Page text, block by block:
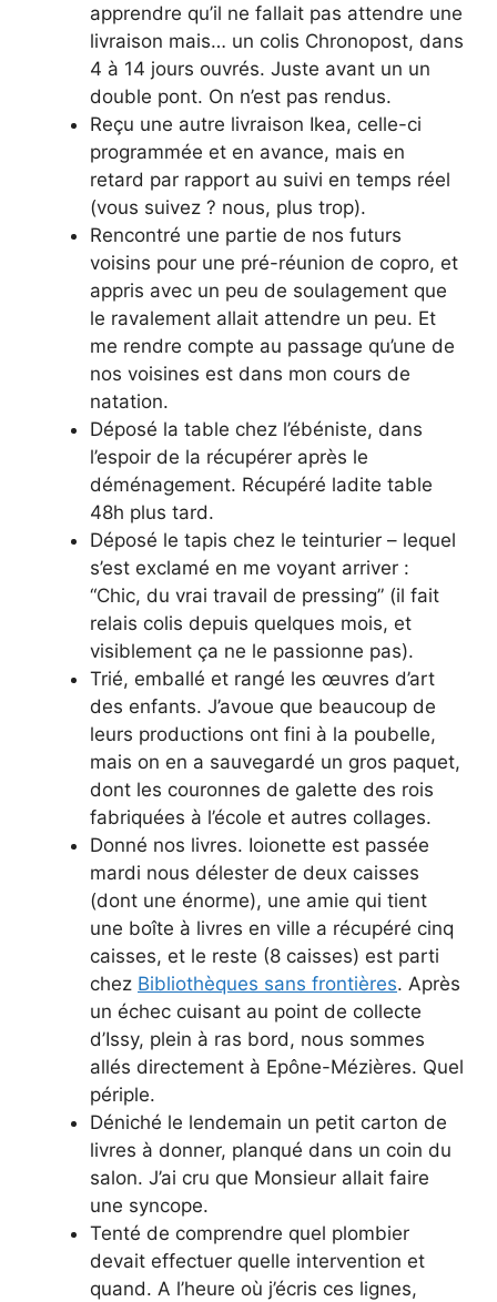
apprendre qu’il ne fallait pas attendre une
livraison mais… un colis Chronopost, dans
4 à 14 jours ouvrés. Juste avant un un
double pont. On n’est pas rendus.
Reçu une autre livraison Ikea, celle-ci
programmée et en avance, mais en
retard par rapport au suivi en temps réel
(vous suivez ? nous, plus trop).
Rencontré une partie de nos futurs
voisins pour une pré-réunion de copro, et
appris avec un peu de soulagement que
le ravalement allait attendre un peu. Et
me rendre compte au passage qu’une de
nos voisines est dans mon cours de
natation.
Déposé la table chez l’ébéniste, dans
l’espoir de la récupérer après le
déménagement. Récupéré ladite table
48h plus tard.
Déposé le tapis chez le teinturier – lequel
s’est exclamé en me voyant arriver :
“Chic, du vrai travail de pressing” (il fait
relais colis depuis quelques mois, et
visiblement ça ne le passionne pas).
Trié, emballé et rangé les œuvres d’art
des enfants. J’avoue que beaucoup de
leurs productions ont fini à la poubelle,
mais on en a sauvegardé un gros paquet,
dont les couronnes de galette des rois
fabriquées à l’école et autres collages.
Donné nos livres. Ioionette est passée
mardi nous délester de deux caisses
(dont une énorme), une amie qui tient
une boîte à livres en ville a récupéré cinq
caisses, et le reste (8 caisses) est parti
chez Bibliothèques sans frontières. Après
un échec cuisant au point de collecte
d’Issy, plein à ras bord, nous sommes
allés directement à Epône-Mézières. Quel
périple.
Déniché le lendemain un petit carton de
livres à donner, planqué dans un coin du
salon. J’ai cru que Monsieur allait faire
une syncope.
Tenté de comprendre quel plombier
devait effectuer quelle intervention et
quand. A l’heure où j’écris ces lignes,